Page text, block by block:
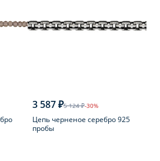
3 587 ₽5 124 ₽-30%
Цепь черненое серебро 925
пробы